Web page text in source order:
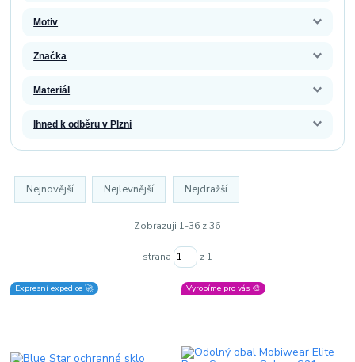
Motiv
Značka
Materiál
Ihned k odběru v Plzni
Nejnovější Nejlevnější Nejdražší
Zobrazuji 1-36 z 36
strana z 1
Expresní expedice 🚀 Vyrobíme pro vás 🎨